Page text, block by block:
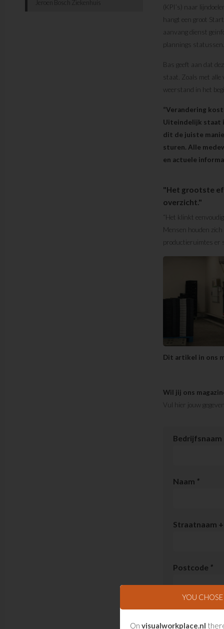
Jeroen Bosch Ziekenhuis
(KPI’s) naar
hangt een groot
aanvang dienst
plannings statussen.
Bas geeft aan dat
staat. Zoals met
weerstand in het
“Verandering
Uiteindelijk staat
dit de juiste
sturen. Alle
en actuele
"Het grootste
overzicht."
“Het klinkt
Mensen houden
productieruimtes er
Dit artikel in ons
Wil jij ons
Vul hier jouw
Bedrijfsnaam
Naam *
Straatnaam
Postcode *
Plaatsnaam*
YOU CHOSE
On visualworkplace.nl